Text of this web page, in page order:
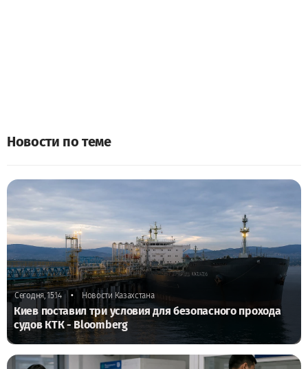
Новости по теме
Сегодня, 15:14 • Новости Казахстана
Киев поставил три условия для безопасного прохода
судов КТК - Bloomberg